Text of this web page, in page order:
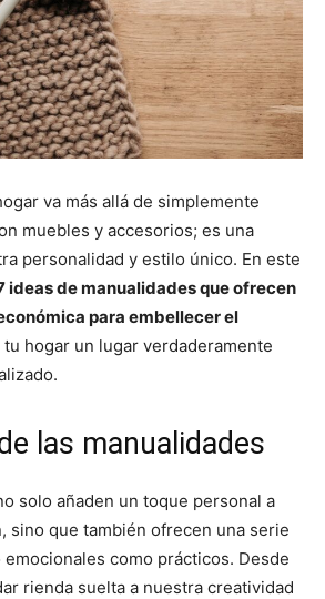
va más allá de simplemente
muebles y accesorios; es una
personalidad y estilo único. En este
ideas de manualidades que ofrecen
para embellecer el
hogar un lugar verdaderamente
las manualidades
solo añaden un toque personal a
sino que también ofrecen una serie
como prácticos. Desde
rienda suelta a nuestra creatividad